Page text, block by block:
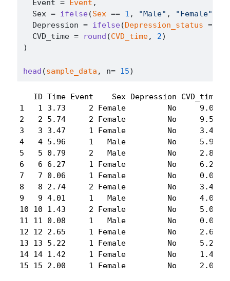
  Event
= Event ,
  Sex
= ifelse(Sex == 1 , "Male" , "Female"
  Depression
= ifelse(Depression_status ==
  CVD_time
= round (CVD_time, 2)
)
head (sample_data , n= 15)
   ID Time Event    Sex Depression CVD_time
1   1 3.73     2 Female         No     9.03
2   2 5.74     2 Female         No     9.50
3   3 3.47     1 Female         No     3.47
4   4 5.96     1   Male         No     5.96
5   5 0.79     2   Male         No     2.80
6   6 6.27     1 Female         No     6.27
7   7 0.06     1 Female         No     0.06
8   8 2.74     2 Female         No     3.49
9   9 4.01     1   Male         No     4.01
10 10 1.43     2 Female         No     5.07
11 11 0.08     1   Male         No     0.08
12 12 2.65     1 Female         No     2.65
13 13 5.22     1 Female         No     5.22
14 14 1.42     1 Female         No     1.42
15 15 2.00     1 Female         No     2.00